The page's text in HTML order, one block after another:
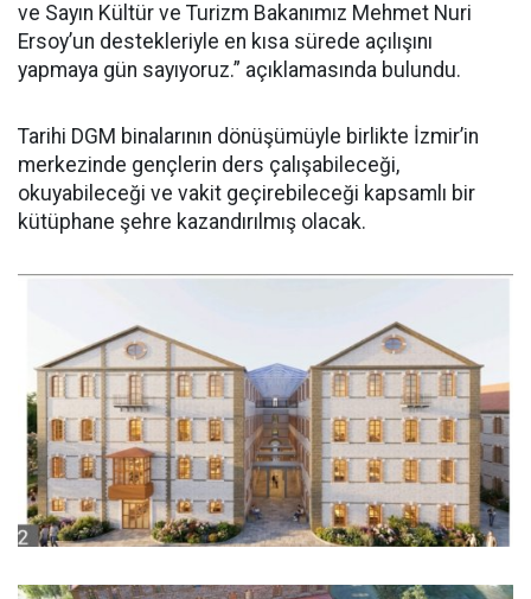
ve Sayın Kültür ve Turizm Bakanımız Mehmet Nuri
Ersoy’un destekleriyle en kısa sürede açılışını
yapmaya gün sayıyoruz.” açıklamasında bulundu.
Tarihi DGM binalarının dönüşümüyle birlikte İzmir’in
merkezinde gençlerin ders çalışabileceği,
okuyabileceği ve vakit geçirebileceği kapsamlı bir
kütüphane şehre kazandırılmış olacak.